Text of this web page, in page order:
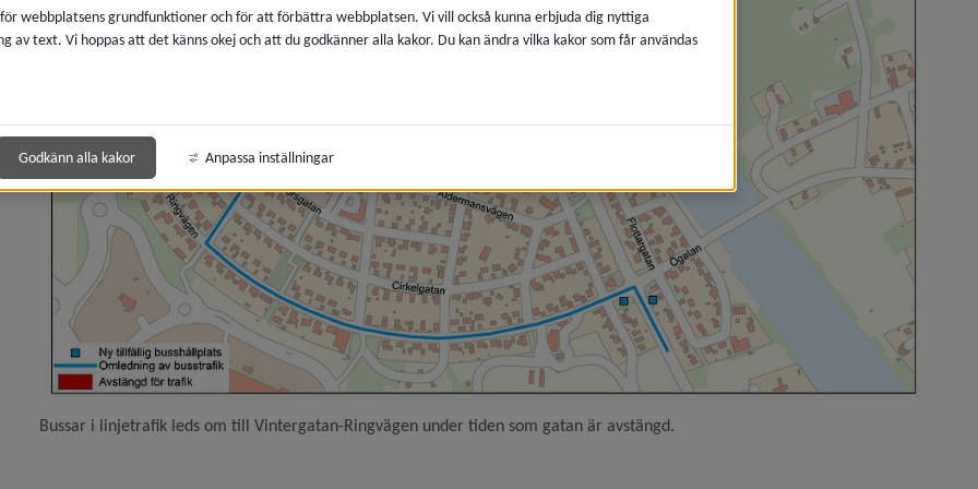
och Sandbackaparken)
i Holmsund)
cykelväg vid Maja Beskow)
Ny parkeringslösning planeras vid Tegsbron – mark reserveras i centrum)
buss för unga i sommar)
lyfts nationellt)
vid Västra Esplanaden – en del av utvecklingen i centrum)
Vad tycker du om utomhusmiljön?)
Bussar i linjetrafik leds om till Vintergatan-Ringvägen under tiden som gatan är avstängd.
för webbplatsens grundfunktioner och för att förbättra webbplatsen. Vi vill också kunna erbjuda dig nyttiga
av text. Vi hoppas att det känns okej och att du godkänner alla kakor. Du kan ändra vilka kakor som får användas
Godkänn alla kakor Anpassa inställningar